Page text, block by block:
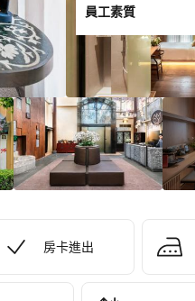
員工素質
房卡進出